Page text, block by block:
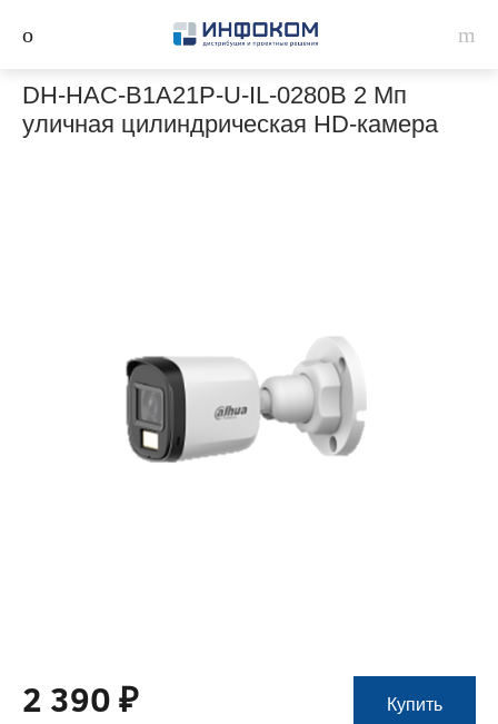
DH-HAC-B1A21P-U-IL-0280B 2 Мп
уличная цилиндрическая HD-камера
2 390 ₽ Купить